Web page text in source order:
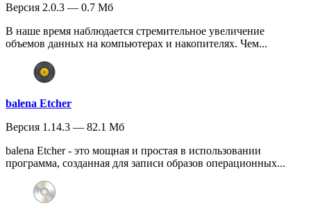
Версия 2.0.3 — 0.7 Мб
В наше время наблюдается стремительное увеличение
объемов данных на компьютерах и накопителях. Чем...
balena Etcher
Версия 1.14.3 — 82.1 Мб
balena Etcher - это мощная и простая в использовании
программа, созданная для записи образов операционных...